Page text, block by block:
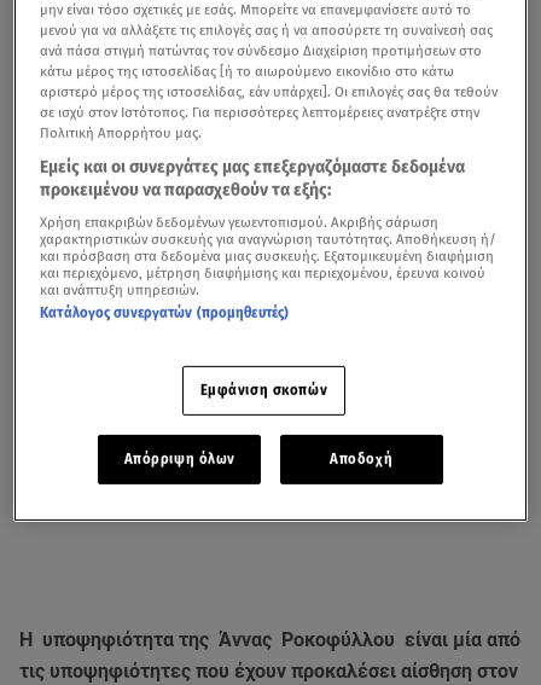
Η υποψηφιότητα της Άννας Ροκοφύλλου είναι μία από
τις υποψηφιότητες που έχουν προκαλέσει αίσθηση στον
μην είναι τόσο σχετικές με εσάς. Μπορείτε να επανεμφανίσετε αυτό το
μενού για να αλλάξετε τις επιλογές σας ή να αποσύρετε τη συναίνεσή σας
ανά πάσα στιγμή πατώντας τον σύνδεσμο Διαχείριση προτιμήσεων στο
κάτω μέρος της ιστοσελίδας [ή το αιωρούμενο εικονίδιο στο κάτω
αριστερό μέρος της ιστοσελίδας, εάν υπάρχει]. Οι επιλογές σας θα τεθούν
σε ισχύ στον Ιστότοπος. Για περισσότερες λεπτομέρειες ανατρέξτε στην
Πολιτική Απορρήτου μας.
Εμείς και οι συνεργάτες μας επεξεργαζόμαστε δεδομένα
προκειμένου να παρασχεθούν τα εξής:
Χρήση επακριβών δεδομένων γεωεντοπισμού. Ακριβής σάρωση
χαρακτηριστικών συσκευής για αναγνώριση ταυτότητας. Αποθήκευση ή/
και πρόσβαση στα δεδομένα μιας συσκευής. Εξατομικευμένη διαφήμιση
και περιεχόμενο, μέτρηση διαφήμισης και περιεχομένου, έρευνα κοινού
και ανάπτυξη υπηρεσιών.
Κατάλογος συνεργατών (προμηθευτές)
Εμφάνιση σκοπών
Απόρριψη όλων Αποδοχή